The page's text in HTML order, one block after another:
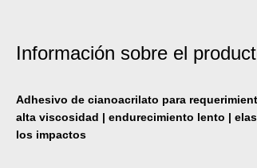
Información sobre el
Adhesivo de cianoacrilato para
alta viscosidad | endurecimiento lento |
los impactos